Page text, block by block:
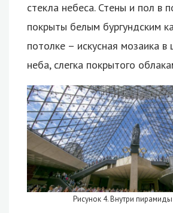
стекла небеса. Стены и пол в
покрыты белым бургундским
потолке – искусная мозаика в
неба, слегка покрытого
Рисунок 4. Внутри